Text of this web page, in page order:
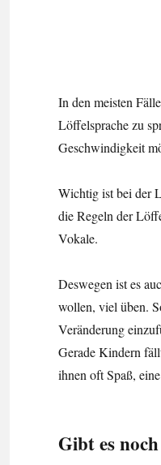
In den meisten
Löffelsprache zu
Geschwindigkeit
Wichtig ist bei der
die Regeln der
Vokale.
Deswegen ist es
wollen, viel üben.
Veränderung
Gerade Kindern
ihnen oft Spaß,
Gibt es